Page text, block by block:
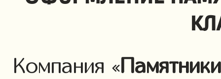
Компания «Памятники